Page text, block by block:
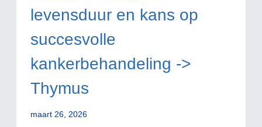
levensduur en kans op
succesvolle
kankerbehandeling ->
Thymus
maart 26, 2026